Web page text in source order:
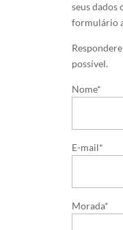
seus dados
formulário
possível.
Nome*
E-mail*
Morada*